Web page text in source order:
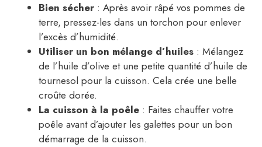
Bien sécher : Après avoir râpé vos pommes de
terre, pressez-les dans un torchon pour enlever
l’excès d’humidité.
Utiliser un bon mélange d’huiles : Mélangez
de l’huile d’olive et une petite quantité d’huile de
tournesol pour la cuisson. Cela crée une belle
croûte dorée.
La cuisson à la poêle : Faites chauffer votre
poêle avant d’ajouter les galettes pour un bon
démarrage de la cuisson.